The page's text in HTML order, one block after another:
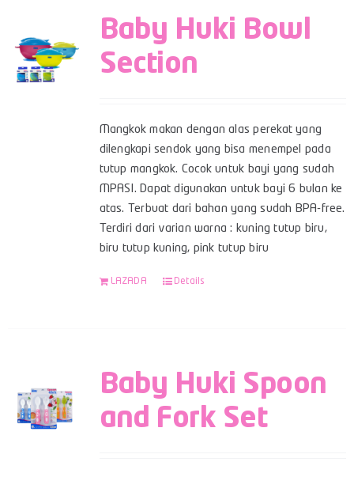
Baby Huki Bowl
Section
Mangkok makan dengan alas perekat yang
dilengkapi sendok yang bisa menempel pada
tutup mangkok. Cocok untuk bayi yang sudah
MPASI. Dapat digunakan untuk bayi 6 bulan ke
atas. Terbuat dari bahan yang sudah BPA-free.
Terdiri dari varian warna : kuning tutup biru,
biru tutup kuning, pink tutup biru
LAZADA Details
Baby Huki Spoon
and Fork Set